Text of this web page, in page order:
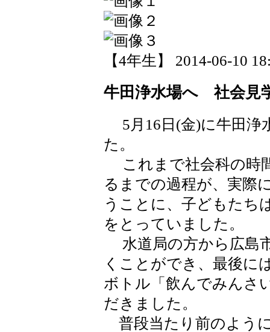
【4年生】 2014-06-10
牛田浄水場へ 社会見
5月16日(金)に牛田浄
た。
これまで社会科の時
るまでの過程が、実際
うことに、子どもたち
をとっていました。
水道局の方から広島
くことができ、最後に
ボトル「飲んでみんさ
だきました。
普段当たり前のよう